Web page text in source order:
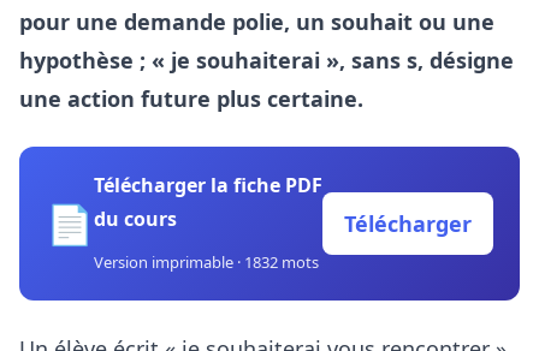
pour une demande polie, un souhait ou une
hypothèse ; « je souhaiterai », sans s, désigne
une action future plus certaine.
📄
Télécharger la fiche PDF
du cours
Version imprimable · 1832 mots
Télécharger